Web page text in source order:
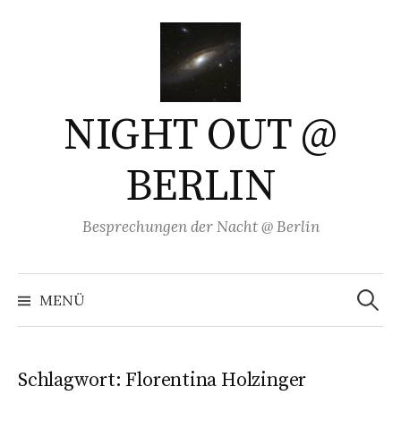
NIGHT OUT @
BERLIN
Besprechungen der Nacht @ Berlin
MENÜ
Suchen
nach:
Schlagwort: Florentina Holzinger